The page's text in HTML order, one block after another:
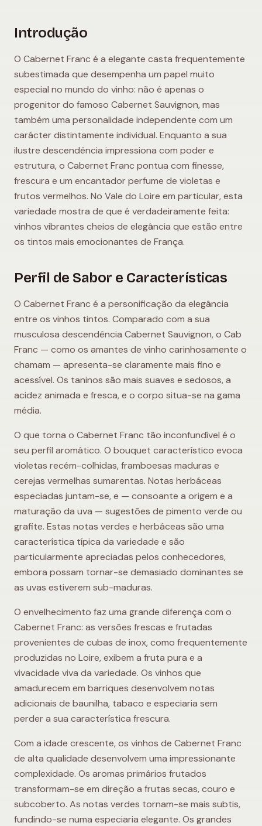
Introdução
O Cabernet Franc é a elegante casta frequentemente
subestimada que desempenha um papel muito
especial no mundo do vinho: não é apenas o
progenitor do famoso Cabernet Sauvignon, mas
também uma personalidade independente com um
carácter distintamente individual. Enquanto a sua
ilustre descendência impressiona com poder e
estrutura, o Cabernet Franc pontua com finesse,
frescura e um encantador perfume de violetas e
frutos vermelhos. No Vale do Loire em particular, esta
variedade mostra de que é verdadeiramente feita:
vinhos vibrantes cheios de elegância que estão entre
os tintos mais emocionantes de França.
Perfil de Sabor e Características
O Cabernet Franc é a personificação da elegância
entre os vinhos tintos. Comparado com a sua
musculosa descendência Cabernet Sauvignon, o Cab
Franc — como os amantes de vinho carinhosamente o
chamam — apresenta-se claramente mais fino e
acessível. Os taninos são mais suaves e sedosos, a
acidez animada e fresca, e o corpo situa-se na gama
média.
O que torna o Cabernet Franc tão inconfundível é o
seu perfil aromático. O bouquet característico evoca
violetas recém-colhidas, framboesas maduras e
cerejas vermelhas sumarentas. Notas herbáceas
especiadas juntam-se, e — consoante a origem e a
maturação da uva — sugestões de pimento verde ou
grafite. Estas notas verdes e herbáceas são uma
característica típica da variedade e são
particularmente apreciadas pelos conhecedores,
embora possam tornar-se demasiado dominantes se
as uvas estiverem sub-maduras.
O envelhecimento faz uma grande diferença com o
Cabernet Franc: as versões frescas e frutadas
provenientes de cubas de inox, como frequentemente
produzidas no Loire, exibem a fruta pura e a
vivacidade viva da variedade. Os vinhos que
amadurecem em barriques desenvolvem notas
adicionais de baunilha, tabaco e especiaria sem
perder a sua característica frescura.
Com a idade crescente, os vinhos de Cabernet Franc
de alta qualidade desenvolvem uma impressionante
complexidade. Os aromas primários frutados
transformam-se em direção a frutas secas, couro e
subcoberto. As notas verdes tornam-se mais subtis,
fundindo-se numa especiaria elegante. Os grandes